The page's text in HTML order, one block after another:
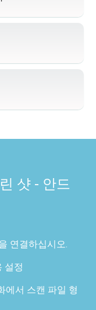
샷 - 안드
연결하십시오.
설정
에서 스캔 파일 형